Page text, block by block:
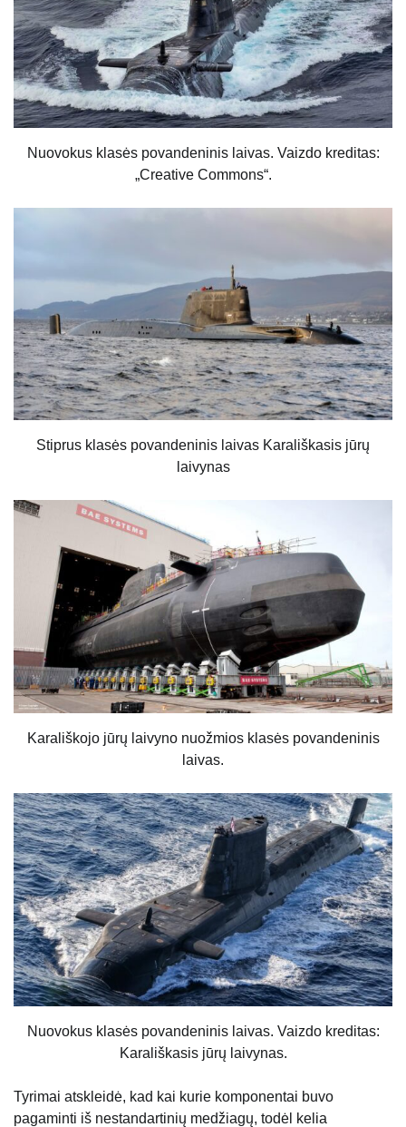
Nuovokus klasės povandeninis laivas. Vaizdo kreditas:
„Creative Commons“.
Stiprus klasės povandeninis laivas Karališkasis jūrų
laivynas
Karališkojo jūrų laivyno nuožmios klasės povandeninis
laivas.
Nuovokus klasės povandeninis laivas. Vaizdo kreditas:
Karališkasis jūrų laivynas.
Tyrimai atskleidė, kad kai kurie komponentai buvo
pagaminti iš nestandartinių medžiagų, todėl kelia